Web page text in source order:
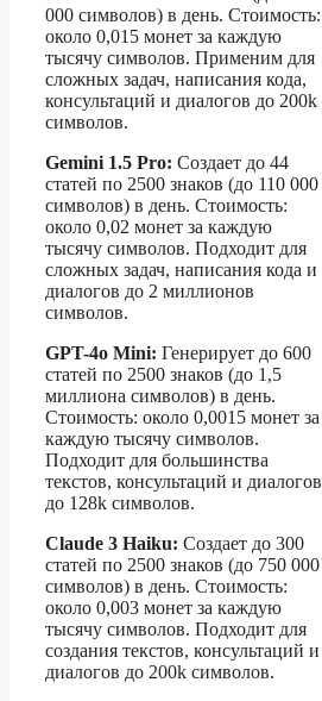
000 символов) в день. Стоимость:
около 0,015 монет за каждую
тысячу символов. Применим для
сложных задач, написания кода,
консультаций и диалогов до 200k
символов.
Gemini 1.5 Pro: Создает до 44
статей по 2500 знаков (до 110 000
символов) в день. Стоимость:
около 0,02 монет за каждую
тысячу символов. Подходит для
сложных задач, написания кода и
диалогов до 2 миллионов
символов.
GPT-4o Mini: Генерирует до 600
статей по 2500 знаков (до 1,5
миллиона символов) в день.
Стоимость: около 0,0015 монет за
каждую тысячу символов.
Подходит для большинства
текстов, консультаций и диалогов
до 128k символов.
Claude 3 Haiku: Создает до 300
статей по 2500 знаков (до 750 000
символов) в день. Стоимость:
около 0,003 монет за каждую
тысячу символов. Подходит для
создания текстов, консультаций и
диалогов до 200k символов.